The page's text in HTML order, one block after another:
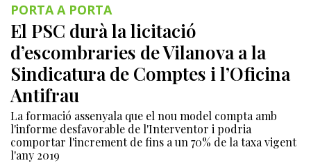
PORTA A PORTA
El PSC durà la licitació
d’escombraries de Vilanova a la
Sindicatura de Comptes i l’Oficina
Antifrau
La formació assenyala que el nou model compta amb
l'informe desfavorable de l'Interventor i podria
comportar l'increment de fins a un 70% de la taxa vigent
l'any 2019